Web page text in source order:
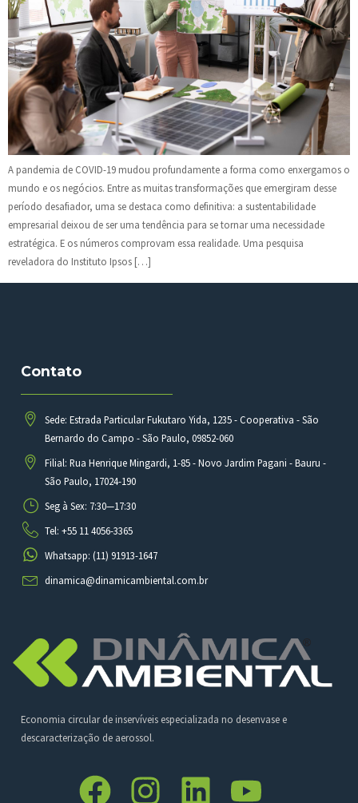
A pandemia de COVID-19 mudou profundamente a forma como enxergamos o
mundo e os negócios. Entre as muitas transformações que emergiram desse
período desafiador, uma se destaca como definitiva: a sustentabilidade
empresarial deixou de ser uma tendência para se tornar uma necessidade
estratégica. E os números comprovam essa realidade. Uma pesquisa
reveladora do Instituto Ipsos […]
Economia circular de inservíveis especializada no desenvase e
descaracterização de aerossol.
Contato
Sede: Estrada Particular Fukutaro Yida, 1235 - Cooperativa - São
Bernardo do Campo - São Paulo, 09852-060
Filial: Rua Henrique Mingardi, 1-85 - Novo Jardim Pagani - Bauru -
São Paulo, 17024-190
Seg à Sex: 7:30—17:30
Tel: +55 11 4056-3365
Whatsapp: (11) 91913-1647
dinamica@dinamicambiental.com.br